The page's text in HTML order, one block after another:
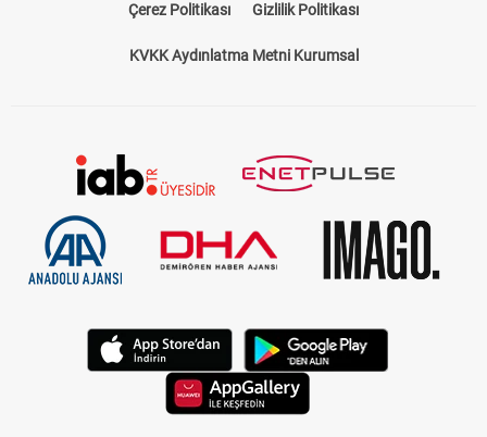
Çerez Politikası Gizlilik Politikası
KVKK Aydınlatma Metni Kurumsal